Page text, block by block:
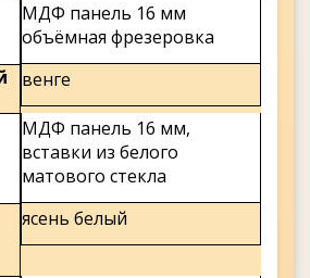
МДФ панель 16 мм
объёмная фрезеровка
венге
МДФ панель 16 мм,
вставки из белого
матового стекла
ясень белый